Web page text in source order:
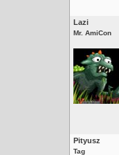
Lazi
Mr. AmiCon
Pityusz
Tag